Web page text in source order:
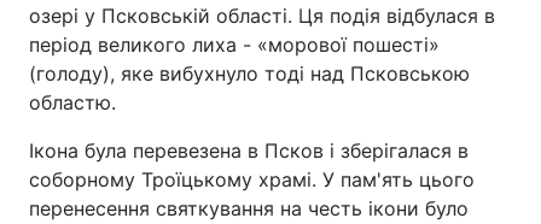
Головна Війна
Економіка Світ
озері у Псковській області. Ця подія відбулася в
період великого лиха - «морової пошесті»
(голоду), яке вибухнуло тоді над Псковською
областю.
Ікона була перевезена в Псков і зберігалася в
соборному Троїцькому храмі. У пам'ять цього
перенесення святкування на честь ікони було